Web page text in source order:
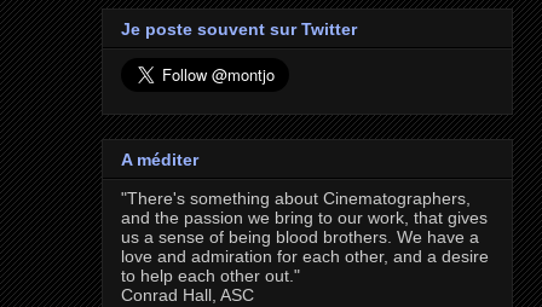
Je poste souvent sur Twitter
A méditer
"There's something about Cinematographers,
and the passion we bring to our work, that gives
us a sense of being blood brothers. We have a
love and admiration for each other, and a desire
to help each other out."
Conrad Hall, ASC